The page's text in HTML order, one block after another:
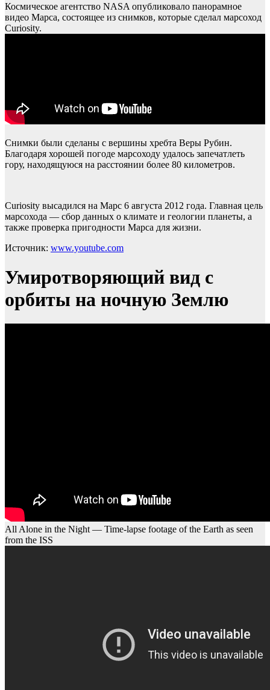
Космическое агентство NASA опубликовало панорамное
видео Марса, состоящее из снимков, которые сделал марсоход
Curiosity.
Снимки были сделаны с вершины хребта Веры Рубин.
Благодаря хорошей погоде марсоходу удалось запечатлеть
гору, находящуюся на расстоянии более 80 километров.
Curiosity высадился на Марс 6 августа 2012 года. Главная цель
марсохода — сбор данных о климате и геологии планеты, а
также проверка пригодности Марса для жизни.
Источник: www.youtube.com
Умиротворяющий вид с
орбиты на ночную Землю
All Alone in the Night — Time-lapse footage of the Earth as seen
from the ISS